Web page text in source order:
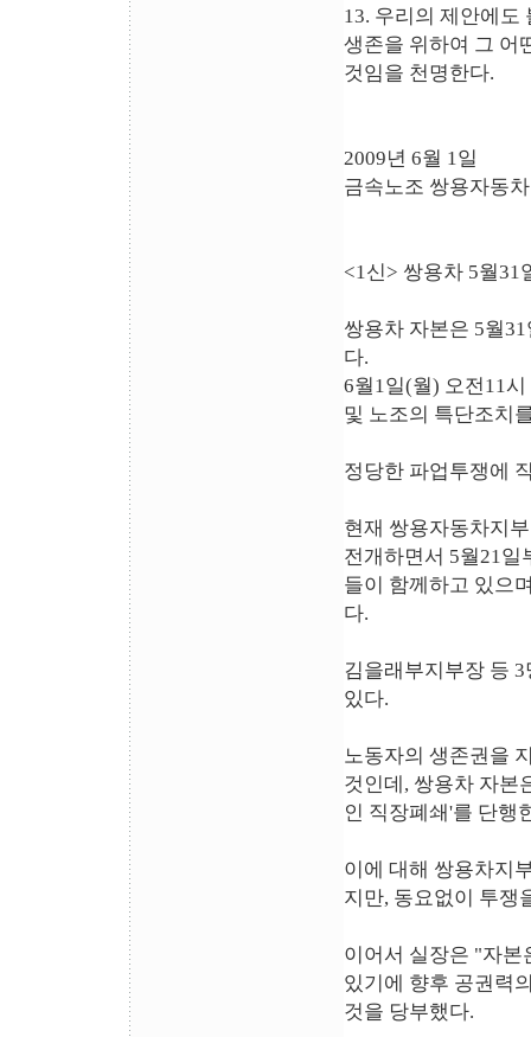
13. 우리의 제안에도
생존을 위하여 그 어
것임을 천명한다.
2009년 6월 1일
금속노조 쌍용자동
<1신> 쌍용차 5월31
쌍용차 자본은 5월
다.
6월1일(월) 오전11
및 노조의 특단조치
정당한 파업투쟁에
현재 쌍용자동차지
전개하면서 5월21일
들이 함께하고 있으
다.
김을래부지부장 등
있다.
노동자의 생존권을
것인데, 쌍용차 자본
인 직장폐쇄'를 단행
이에 대해 쌍용차지
지만, 동요없이 투쟁
이어서 실장은 "자본
있기에 향후 공권력
것을 당부했다.